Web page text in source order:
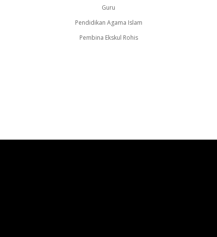
Guru
Pendidikan Agama Islam
Pembina Ekskul Rohis